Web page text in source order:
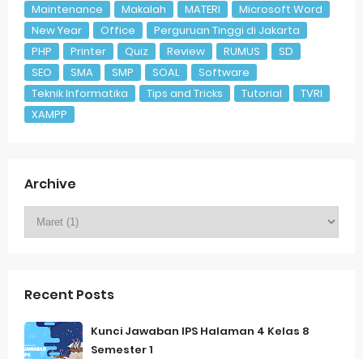
Maintenance
Makalah MATERI
Microsoft Word
New Year
Office
Perguruan Tinggi di Jakarta
PHP
Printer Quiz Review RUMUS
SD
SEO
SMA SMP SOAL
Software
Teknik Informatika
Tips and Tricks Tutorial
TVRI
XAMPP
Archive
Recent Posts
Kunci Jawaban IPS Halaman 4 Kelas 8
Semester 1